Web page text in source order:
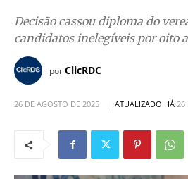
Decisão cassou diploma do
candidatos inelegíveis por oito
porClicRDC
26 DE AGOSTO DE 2025 ATUALIZADO HÁ 26